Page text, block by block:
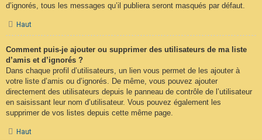
d’ignorés, tous les messages qu’il publiera seront masqués par défaut.
Haut
Comment puis-je ajouter ou supprimer des utilisateurs de ma liste
d’amis et d’ignorés ?
Dans chaque profil d’utilisateurs, un lien vous permet de les ajouter à
votre liste d’amis ou d’ignorés. De même, vous pouvez ajouter
directement des utilisateurs depuis le panneau de contrôle de l’utilisateur
en saisissant leur nom d’utilisateur. Vous pouvez également les
supprimer de vos listes depuis cette même page.
Haut